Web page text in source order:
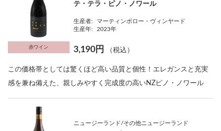
赤ワイン
テ・テラ・ピノ・ノワール
生産者:
マーティンボロー・ヴィンヤード
生産年:
2023年
3,190円 （税込）
この価格帯としては驚くほど高い品質と個性！エレガンスと充実
感を兼ね備えた、親しみやすく完成度の高いNZピノ・ノワール
ニュージーランド/その他ニュージーランド